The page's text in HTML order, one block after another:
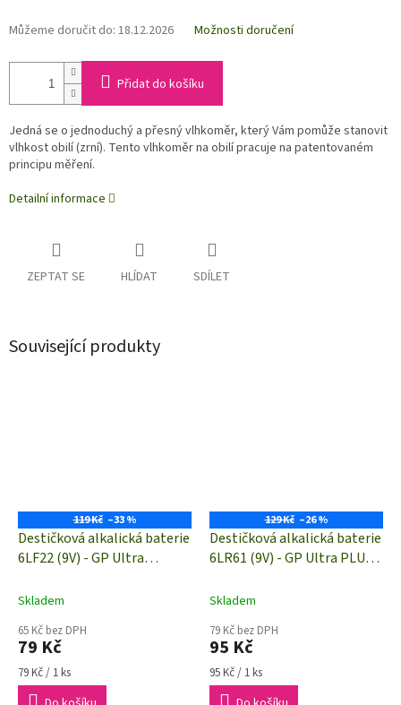
Můžeme doručit do: 18.12.2026 Možnosti doručení
Přidat do košíku
Jedná se o jednoduchý a přesný vlhkoměr, který Vám pomůže stanovit
vlhkost obilí (zrní). Tento vlhkoměr na obilí pracuje na patentovaném
principu měření.
Detailní informace
ZEPTAT SE HLÍDAT SDÍLET
Související produkty
119 Kč –33 %
Destičková alkalická baterie
6LF22 (9V) - GP Ultra
Skladem
65 Kč bez DPH
79 Kč
Měrná
cena:
79 Kč / 1 ks
129 Kč –26 %
Destičková alkalická baterie
6LR61 (9V) - GP Ultra PLUS
Skladem
79 Kč bez DPH
95 Kč
Měrná
cena:
95 Kč / 1 ks